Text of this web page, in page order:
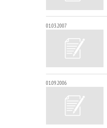
01.03.2007
01.09.2006